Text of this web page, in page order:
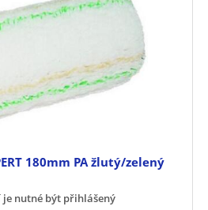
180mm PA žlutý/zelený
nutné být přihlášený